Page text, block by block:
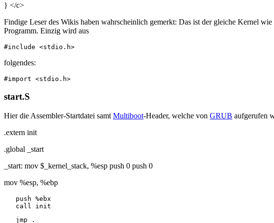
} </c>
Findige Leser des Wikis haben wahrscheinlich gemerkt: Das ist der gleiche Kernel
Programm. Einzig wird aus
folgendes:
start.S
Hier die Assembler-Startdatei samt Multiboot-Header, welche von GRUB aufgerufen
.extern init
.global _start
_start: mov $_kernel_stack, %esp push 0 push 0
mov %esp, %ebp
   push %ebx